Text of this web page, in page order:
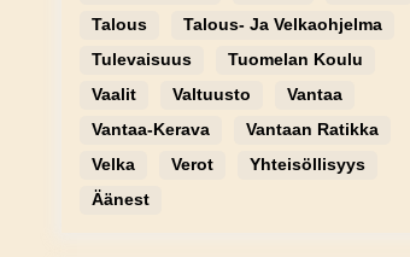
Talous
Talous- Ja Velkaohjelma
Tulevaisuus
Tuomelan Koulu
Vaalit
Valtuusto
Vantaa
Vantaa-Kerava
Vantaan Ratikka
Velka
Verot
Yhteisöllisyys
Äänest